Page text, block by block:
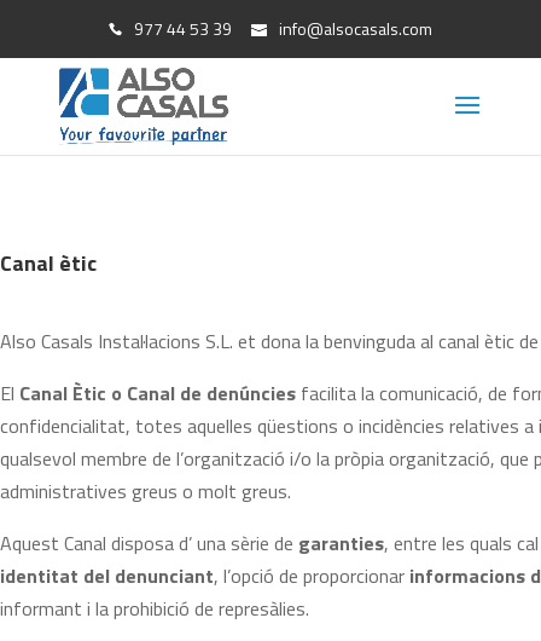
977 44 53 39 info@alsocasals.com
Canal ètic
Also Casals Instal·lacions S.L. et dona la benvinguda al canal ètic
El Canal Ètic o Canal de denúncies facilita la comunicació, de
confidencialitat, totes aquelles qüestions o incidències relatives
qualsevol membre de l’organització i/o la pròpia organització, que
administratives greus o molt greus.
Aquest Canal disposa d’ una sèrie de garanties, entre les quals
identitat del denunciant, l’opció de proporcionar informacions
informant i la prohibició de represàlies.